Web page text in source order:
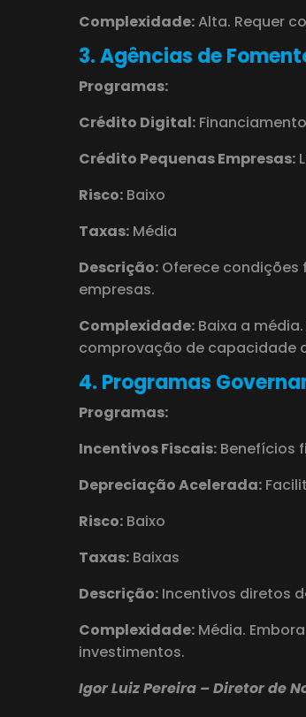
Complexidade:Alta. Requer
3. Agências de
Programas:
Crédito Digital:
Crédito Pequenas Empresas:
Risco: Baixo
Taxas: Média
Descrição: Oferece condições
empresas.
Complexidade: Baixa a
comprovação de capacidade
4. Programas
Programas:
Incentivos Fiscais: Benefícios
Depreciação Acelerada:
Risco: Baixo
Taxas: Baixas
Descrição: Incentivos diretos
Complexidade: Média.
investimentos.
Igor Luiz Pereira – Diretor de